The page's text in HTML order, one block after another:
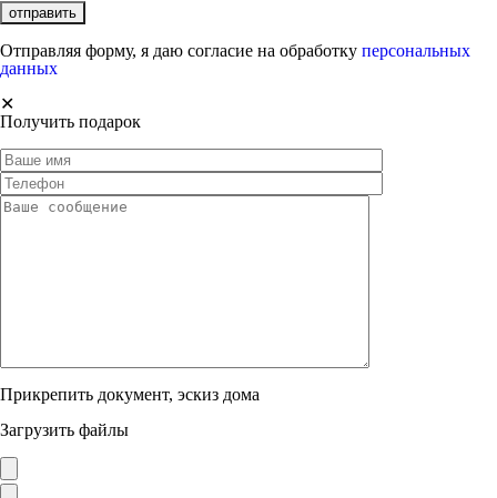
Отправляя форму, я даю согласие на обработку персональных
данных
✕
Получить подарок
Прикрепить документ, эскиз дома
Загрузить файлы